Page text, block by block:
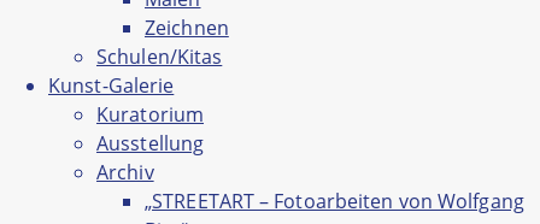
Zeichnen
Schulen/Kitas
Kunst-Galerie
Kuratorium
Ausstellung
Archiv
„STREETART – Fotoarbeiten von Wolfgang
Unser Team
Schreiben Sie uns
Anfahrt
Impressum
Datenschutz